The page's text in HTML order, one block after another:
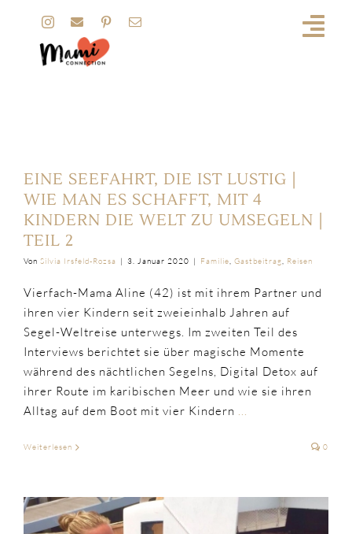
springen
EINE SEEFAHRT, DIE IST LUSTIG |
WIE MAN ES SCHAFFT, MIT 4
KINDERN DIE WELT ZU UMSEGELN |
TEIL 2
Von Silvia Irsfeld-Rozsa | 3. Januar 2020 | Familie, Gastbeitrag, Reisen
Vierfach-Mama Aline (42) ist mit ihrem Partner und
ihren vier Kindern seit zweieinhalb Jahren auf
Segel-Weltreise unterwegs. Im zweiten Teil des
Interviews berichtet sie über magische Momente
während des nächtlichen Segelns, Digital Detox auf
ihrer Route im karibischen Meer und wie sie ihren
Alltag auf dem Boot mit vier Kindern ...
Weiterlesen 0